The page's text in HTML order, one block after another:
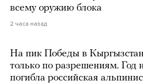
всему оружию блока
2 часа назад
На пик Победы в
только по разрешениям. Год
погибла российская